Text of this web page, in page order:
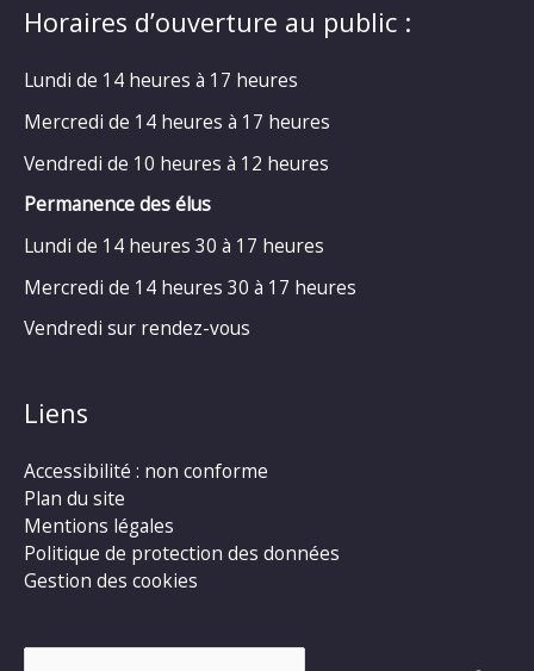
Horaires d’ouverture au public :
Lundi de 14 heures à 17 heures
Mercredi de 14 heures à 17 heures
Vendredi de 10 heures à 12 heures
Permanence des élus
Lundi de 14 heures 30 à 17 heures
Mercredi de 14 heures 30 à 17 heures
Vendredi sur rendez-vous
Liens
Accessibilité : non conforme
Plan du site
Mentions légales
Politique de protection des données
Gestion des cookies